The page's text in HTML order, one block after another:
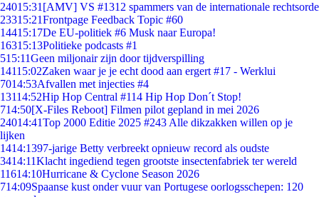
24015:31 [AMV] VS #1312 spammers van de internationale rechtsorde
23315:21Frontpage Feedback Topic #60
14415:17De EU-politiek #6 Musk naar Europa!
16315:13Politieke podcasts #1
515:11Geen miljonair zijn door tijdverspilling
14115:02Zaken waar je je echt dood aan ergert #17 - Werklui
7014:53Afvallen met injecties #4
13114:52Hip Hop Central #114 Hip Hop Don´t Stop!
714:50[X-Files Reboot] Filmen pilot gepland in mei 2026
24014:41Top 2000 Editie 2025 #243 Alle dikzakken willen op je
lijken
1414:1397-jarige Betty verbreekt opnieuw record als oudste
3414:11Klacht ingediend tegen grootste insectenfabriek ter wereld
11614:10Hurricane & Cyclone Season 2026
714:09Spaanse kust onder vuur van Portugese oorlogsschepen: 120